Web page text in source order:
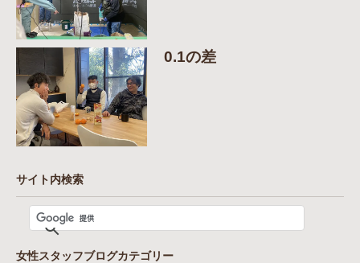
0.1の差
サイト内検索
女性スタッフブログカテゴリー